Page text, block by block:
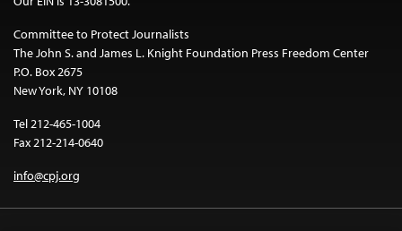
Committee to Protect Journalists
The John S. and James L. Knight Foundation Press Freedom Center
P.O. Box 2675
New York, NY 10108
Tel 212-465-1004
Fax 212-214-0640
info@cpj.org